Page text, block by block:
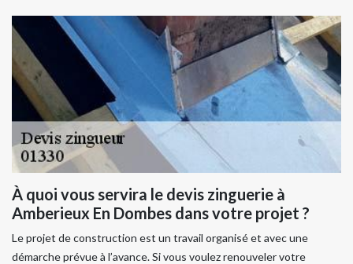
À quoi vous servira le devis zinguerie à
Amberieux En Dombes dans votre projet ?
Le projet de construction est un travail organisé et avec une
démarche prévue à l’avance. Si vous voulez renouveler votre